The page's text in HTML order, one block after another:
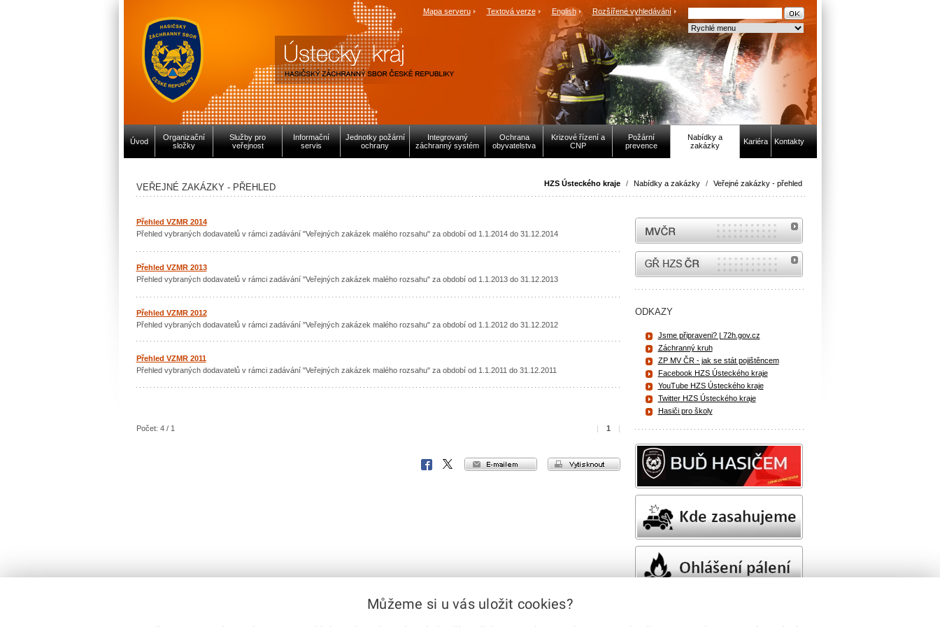
Mapa serveru Textová verze English Rozšířené vyhledávání
Úvod
Organizační
složky
Služby pro
veřejnost
Informační
servis
Jednotky požární
ochrany
Integrovaný
záchranný systém
Ochrana
obyvatelstva
Krizové řízení a
CNP
Požární
prevence
Nabídky a
zakázky
Kariéra Kontakty
HZS Ústeckého kraje / Nabídky a zakázky / Veřejné zakázky - přehled
VEŘEJNÉ ZAKÁZKY - PŘEHLED
Přehled VZMR 2014
Přehled vybraných dodavatelů v rámci zadávání "Veřejných zakázek malého rozsahu" za období od 1.1.2014 do 31.12.2014
Přehled VZMR 2013
Přehled vybraných dodavatelů v rámci zadávání "Veřejných zakázek malého rozsahu" za období od 1.1.2013 do 31.12.2013
Přehled VZMR 2012
Přehled vybraných dodavatelů v rámci zadávání "Veřejných zakázek malého rozsahu" za období od 1.1.2012 do 31.12.2012
Přehled VZMR 2011
Přehled vybraných dodavatelů v rámci zadávání "Veřejných zakázek malého rozsahu" za období od 1.1.2011 do 31.12.2011
Počet: 4 / 1 | 1 |
vytisknout
e-mailem
X
Facebook
MVČR
internetové stránky Hasiči ČR
ODKAZY
Jsme připraveni? | 72h.gov.cz
Záchranný kruh
ZP MV ČR - jak se stát pojištěncem
Facebook HZS Ústeckého kraje
YouTube HZS Ústeckého kraje
Twitter HZS Ústeckého kraje
Hasiči pro školy
Můžeme si u vás uložit cookies?